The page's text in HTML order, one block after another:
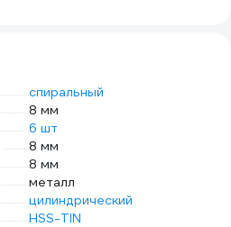
спиральный
8 мм
6 шт
8 мм
8 мм
металл
цилиндрический
HSS-TIN